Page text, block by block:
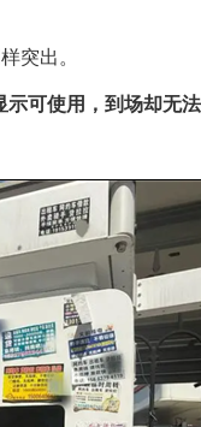
突出。
示可使用，到场却无法